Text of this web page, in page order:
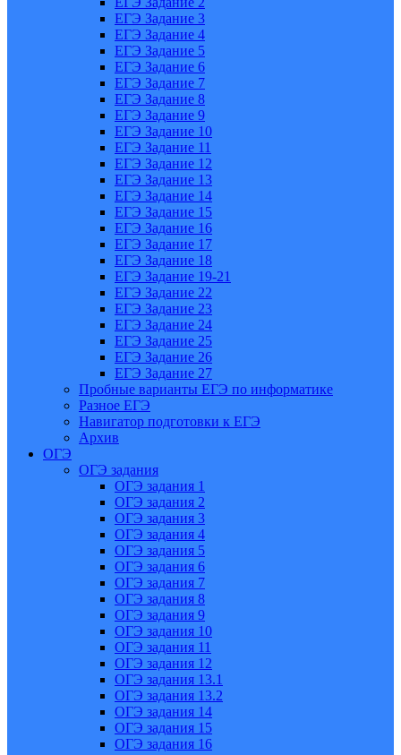
ЕГЭ Задание 3
ЕГЭ Задание 4
ЕГЭ Задание 5
ЕГЭ Задание 6
ЕГЭ Задание 7
ЕГЭ Задание 8
ЕГЭ Задание 9
ЕГЭ Задание 10
ЕГЭ Задание 11
ЕГЭ Задание 12
ЕГЭ Задание 13
ЕГЭ Задание 14
ЕГЭ Задание 15
ЕГЭ Задание 16
ЕГЭ Задание 17
ЕГЭ Задание 18
ЕГЭ Задание 19-21
ЕГЭ Задание 22
ЕГЭ Задание 23
ЕГЭ Задание 24
ЕГЭ Задание 25
ЕГЭ Задание 26
ЕГЭ Задание 27
Пробные варианты ЕГЭ по информатике
Разное ЕГЭ
Навигатор подготовки к ЕГЭ
Архив
ОГЭ
ОГЭ задания
ОГЭ задания 1
ОГЭ задания 2
ОГЭ задания 3
ОГЭ задания 4
ОГЭ задания 5
ОГЭ задания 6
ОГЭ задания 7
ОГЭ задания 8
ОГЭ задания 9
ОГЭ задания 10
ОГЭ задания 11
ОГЭ задания 12
ОГЭ задания 13.1
ОГЭ задания 13.2
ОГЭ задания 14
ОГЭ задания 15
ОГЭ задания 16